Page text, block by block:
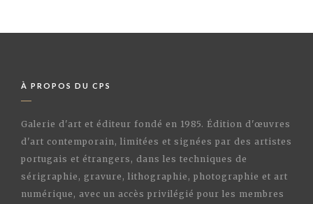
À PROPOS DU CPS
Galerie d'art et éditeur fondé en 1985. Édition d'œuvres
d'art contemporain, limitées et signées par des artistes
portugais et étrangers, dans les techniques de
sérigraphie, gravure, lithographie, photographie et art
numérique, avec un accès privilégié pour les membres